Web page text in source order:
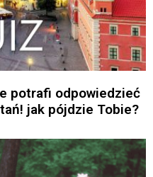
potrafi odpowiedzieć
jak pójdzie Tobie?